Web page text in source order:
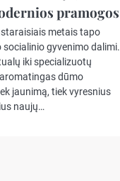
pramogos
metais tapo
gyvenimo dalimi.
iki specializuotų
dūmo
jaunimą, tiek vyresnius
naujų…